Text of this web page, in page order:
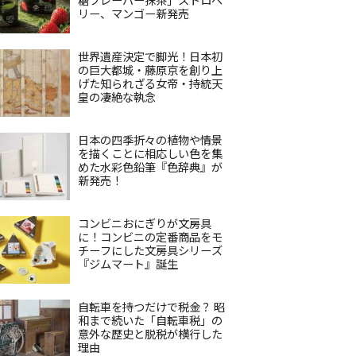
リー、マンゴー新発売
世界遺産決定で脚光！日本初
の巨大都城・藤原京を創り上
げた知られざる女帝・持統天
皇の凄絶な執念
日本の四季折々の植物や情景
を描くことに相応しい色を集
めた水彩色鉛筆『色辞典』が
新発売！
コンビニおにぎりが文房具
に！コンビニの定番商品をモ
チーフにした文房具シリーズ
『ジムマート』誕生
自転車を持つだけで税金？ 昭
和まで続いた「自転車税」の
意外な歴史と脱税が横行した
理由